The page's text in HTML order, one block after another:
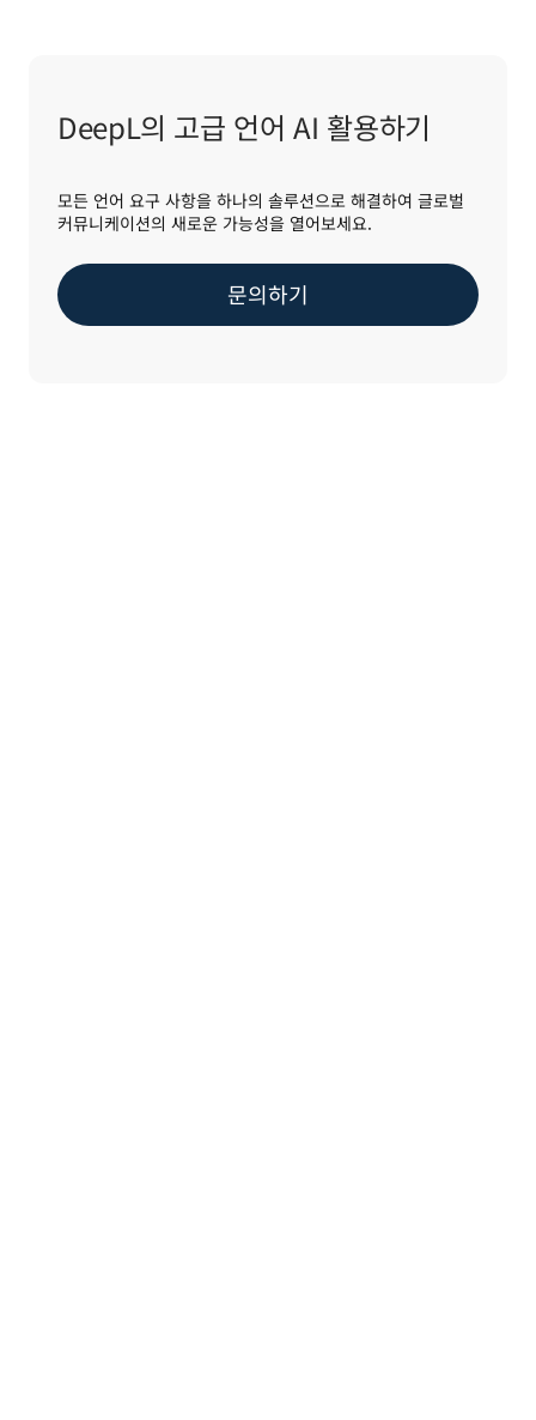
DeepL의 고급 언어 AI 활용하기
모든 언어 요구 사항을 하나의 솔루션으로 해결하여 글로벌
커뮤니케이션의 새로운 가능성을 열어보세요.
문의하기